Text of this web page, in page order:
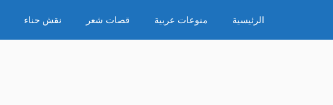
المحتوى
الرئيسية منوعات عربية قصات شعر نقش حناء